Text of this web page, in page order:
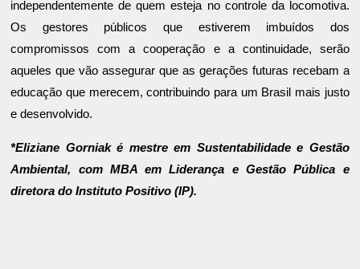
independentemente de quem esteja no controle da locomotiva.
Os gestores públicos que estiverem imbuídos dos
compromissos com a cooperação e a continuidade, serão
aqueles que vão assegurar que as gerações futuras recebam a
educação que merecem, contribuindo para um Brasil mais justo
e desenvolvido.
*Eliziane Gorniak é mestre em Sustentabilidade e Gestão
Ambiental, com MBA em Liderança e Gestão Pública e
diretora do Instituto Positivo (IP).